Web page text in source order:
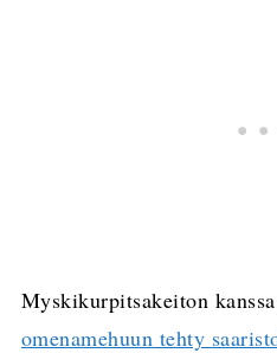
Myskikurpitsakeiton
omenamehuun tehty